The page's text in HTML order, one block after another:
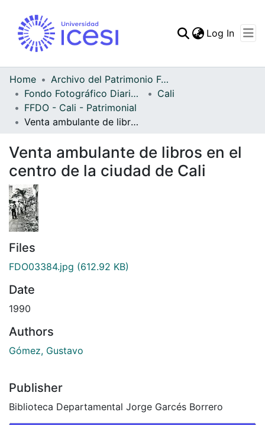
Statistics
Log In
Home
Archivo del Patrimonio Fotográfico y Fílmico del Valle del Cauca
Fondo Fotográfico Diario Occidente
Cali
FFDO - Cali - Patrimonial
Venta ambulante de libros en el centro de la ciudad de Cali
Venta ambulante de libros en el
centro de la ciudad de Cali
Files
FDO03384.jpg (612.92 KB)
Date
1990
Authors
Gómez, Gustavo
Publisher
Biblioteca Departamental Jorge Garcés Borrero